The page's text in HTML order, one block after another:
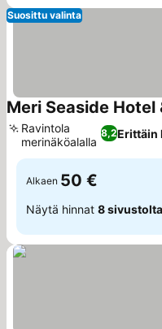
Suosittu valinta
Meri Seaside Hotel
8,2Erittäin
Ravintola
merinäköalalla
Alkaen 50 €
Näytä hinnat 8 sivustolta